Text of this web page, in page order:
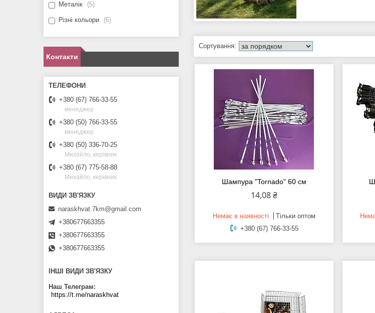
Шампура "Tornado" 60 см
14,08 ₴
Немає в наявності
Тільки оптом
+380 (67) 766-33-55
Металік 5
Різні кольори 6
Контакти
+380 (67) 766-33-55
менеджер
+380 (50) 766-33-55
менеджер
+380 (50) 336-70-25
Михайло, керівник
+380 (67) 775-58-88
Михайло, керівник
naraskhvat.7km@gmail.com
+380677663355
+380677663355
+380677663355
ІНШІ ВИДИ ЗВ'ЯЗКУ
Наш Телеграм
https://t.me/naraskhvat